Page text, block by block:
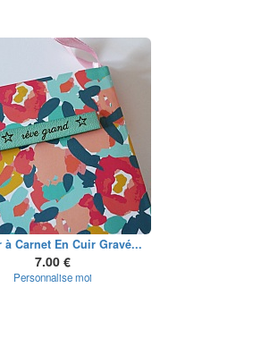
à Carnet En Cuir Gravé...
7.00 €
Personnalise moi